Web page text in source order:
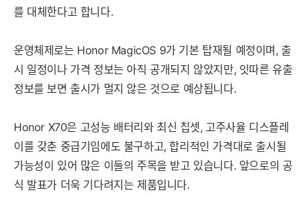
를 대체한다고 합니다.
운영체제로는 Honor MagicOS 9가 기본 탑재될 예정이며, 출
시 일정이나 가격 정보는 아직 공개되지 않았지만, 잇따른 유출
정보를 보면 출시가 멀지 않은 것으로 예상됩니다.
Honor X70은 고성능 배터리와 최신 칩셋, 고주사율 디스플레
이를 갖춘 중급기임에도 불구하고, 합리적인 가격대로 출시될
가능성이 있어 많은 이들의 주목을 받고 있습니다. 앞으로의 공
식 발표가 더욱 기다려지는 제품입니다.
세부정보 열기/접기